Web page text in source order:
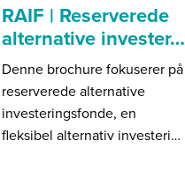
RAIF | Reserverede
alternative invester…
Denne brochure fokuserer på
reserverede alternative
investeringsfonde, en
fleksibel alternativ investeri…